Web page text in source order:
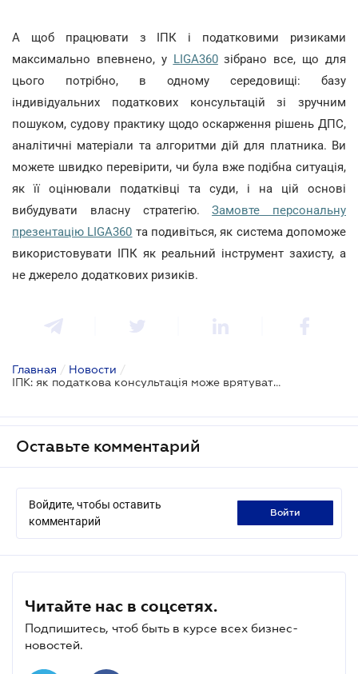
А щоб працювати з ІПК і податковими ризиками
максимально впевнено, у LIGA360зібрано все, що для
цього потрібно, в одному середовищі: базу
індивідуальних податкових консультацій зі зручним
пошуком, судову практику щодо оскарження рішень ДПС,
аналітичні матеріали та алгоритми дій для платника. Ви
можете швидко перевірити, чи була вже подібна ситуація,
як її оцінювали податківці та суди, і на цій основі
вибудувати власну стратегію.Замовте персональну
презентацію LIGA360 та подивіться, як система допоможе
використовувати ІПК як реальний інструмент захисту, а
не джерело додаткових ризиків.
Главная / Новости /
ІПК: як податкова консультація може врятувати або потопити ваш бізнес – у новому випуску TAX Podcast
Оставьте комментарий
Войдите, чтобы оставить
комментарий
войти
Читайте нас в соцсетях.
Подпишитесь, чтоб быть в курсе всех бизнес-
новостей.